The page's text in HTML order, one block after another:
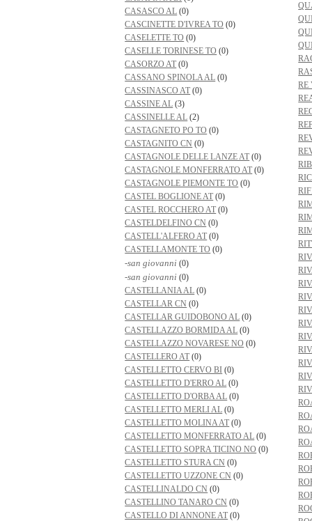
CASASCO AL (0)
CASCINETTE D'IVREA TO (0)
CASELETTE TO (0)
CASELLE TORINESE TO (0)
CASORZO AT (0)
CASSANO SPINOLA AL (0)
CASSINASCO AT (0)
CASSINE AL (3)
CASSINELLE AL (2)
CASTAGNETO PO TO (0)
CASTAGNITO CN (0)
CASTAGNOLE DELLE LANZE AT (0)
CASTAGNOLE MONFERRATO AT (0)
CASTAGNOLE PIEMONTE TO (0)
CASTEL BOGLIONE AT (0)
CASTEL ROCCHERO AT (0)
CASTELDELFINO CN (0)
CASTELL'ALFERO AT (0)
CASTELLAMONTE TO (0)
-san giovanni (0)
-san giovanni (0)
CASTELLANIA AL (0)
CASTELLAR CN (0)
CASTELLAR GUIDOBONO AL (0)
CASTELLAZZO BORMIDA AL (0)
CASTELLAZZO NOVARESE NO (0)
CASTELLERO AT (0)
CASTELLETTO CERVO BI (0)
CASTELLETTO D'ERRO AL (0)
CASTELLETTO D'ORBA AL (0)
CASTELLETTO MERLI AL (0)
CASTELLETTO MOLINA AT (0)
CASTELLETTO MONFERRATO AL (0)
CASTELLETTO SOPRA TICINO NO (0)
CASTELLETTO STURA CN (0)
CASTELLETTO UZZONE CN (0)
CASTELLINALDO CN (0)
CASTELLINO TANARO CN (0)
CASTELLO DI ANNONE AT (0)
RE